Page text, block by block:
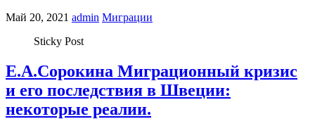
Май 20, 2021 admin Миграции
Sticky Post
Е.А.Сорокина Миграционный кризис
и его последствия в Швеции:
некоторые реалии.